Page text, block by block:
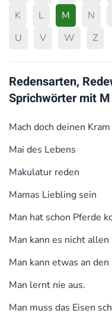
K
L M N
U
V W Z
Redensarten,
Sprichwörter mit M
Mach doch deinen
Mai des Lebens
Makulatur reden
Mamas Liebling sein
Man hat schon Pferde
Man kann es nicht
Man kann etwas an
Man lernt nie aus.
Man muss das Eisen